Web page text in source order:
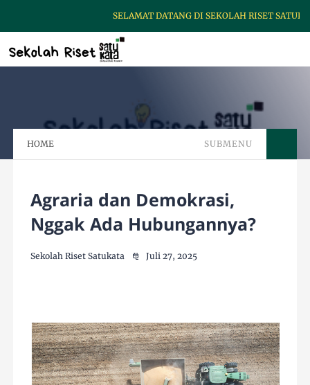
SELAMAT DATANG DI SEKOLAH RISET
HOME SUBMENU
Agraria dan Demokrasi,
Nggak Ada Hubungannya?
Sekolah Riset Satukata Juli 27, 2025